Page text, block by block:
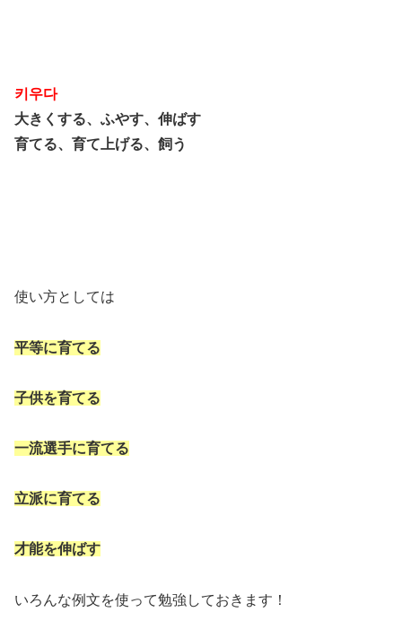
키우다
大きくする、ふやす、伸ばす
育てる、育て上げる、飼う
使い方としては
平等に育てる
子供を育てる
一流選手に育てる
立派に育てる
才能を伸ばす
いろんな例文を使って勉強しておきます！